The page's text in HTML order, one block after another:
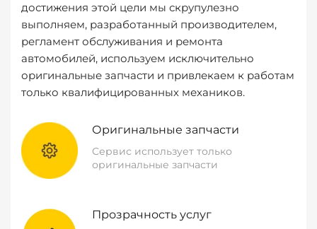
достижения этой цели мы скрупулезно
выполняем, разработанный производителем,
регламент обслуживания и ремонта
автомобилей, используем исключительно
оригинальные запчасти и привлекаем к работам
только квалифицированных механиков.
Оригинальные запчасти
Сервис использует только
оригинальные запчасти
Прозрачность услуг